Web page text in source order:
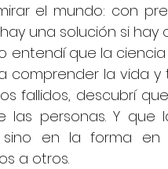
el mundo: con
una solución si hay
entendí que la
comprender la vida y
fallidos, descubrí
las personas. Y
sino en la forma
a otros.